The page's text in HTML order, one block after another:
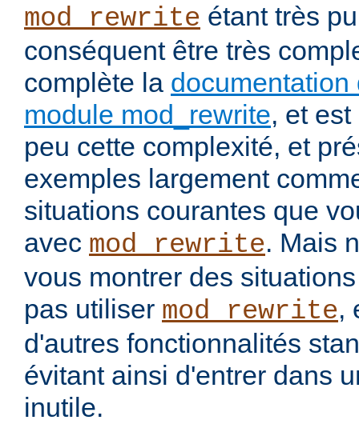
mod_rewrite étant très
conséquent être très
complète la documentation
module mod_rewrite, et
peu cette complexité, et
exemples largement
situations courantes que
avec mod_rewrite. Mais
vous montrer des
pas utiliser mod_rewrite,
d'autres fonctionnalités
évitant ainsi d'entrer dans
inutile.